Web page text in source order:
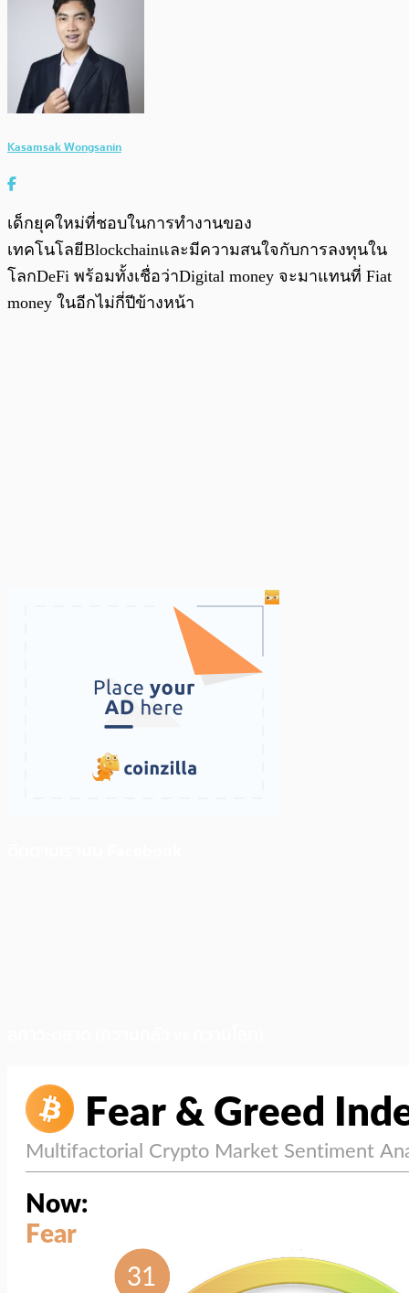
Kasamsak Wongsanin
เด็กยุคใหม่ที่ชอบในการทำงานของ
เทคโนโลยีBlockchainและมีความสนใจกับการลงทุนใน
โลกDeFi พร้อมทั้งเชื่อว่าDigital money จะมาแทนที่ Fiat
money ในอีกไม่กี่ปีข้างหน้า